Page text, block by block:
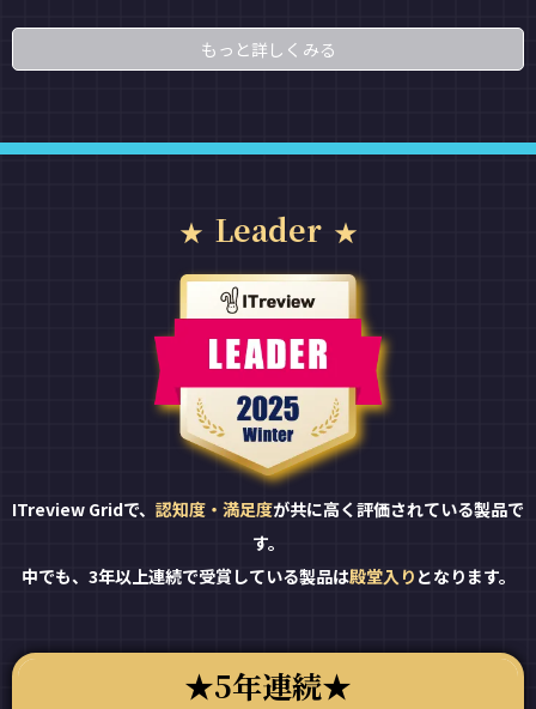
もっと詳しくみる
Leader
ITreview Gridで、 認知度・満足度が共に高く評価されている製品で
す。
中でも、3年以上連続で受賞している製品は殿堂入り となります。
5年連続